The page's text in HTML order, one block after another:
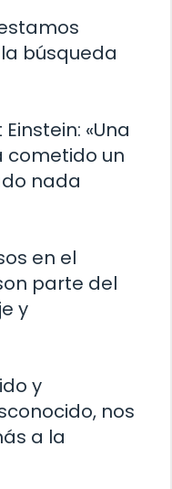
búsqueda
«Una
cometido un
nada
en el
parte del
y
y
nos
a la